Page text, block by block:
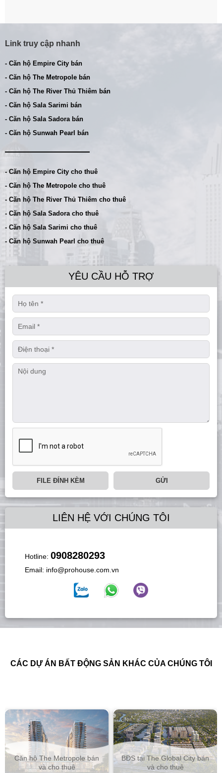
Link truy cập nhanh
- Căn hộ Empire City bán
- Căn hộ The Metropole bán
- Căn hộ The River Thủ Thiêm bán
- Căn hộ Sala Sarimi bán
- Căn hộ Sala Sadora bán
- Căn hộ Sunwah Pearl bán
- Căn hộ Empire City cho thuê
- Căn hộ The Metropole cho thuê
- Căn hộ The River Thủ Thiêm cho thuê
- Căn hộ Sala Sadora cho thuê
- Căn hộ Sala Sarimi cho thuê
- Căn hộ Sunwah Pearl cho thuê
YÊU CẦU HỖ TRỢ
FILE ĐÍNH KÈM GỬI
LIÊN HỆ VỚI CHÚNG TÔI
Hotline: 0908280293
Email: info@prohouse.com.vn
CÁC DỰ ÁN BẤT ĐỘNG SẢN KHÁC CỦA CHÚNG TÔI
Căn hộ The Metropole bán
và cho thuê
BĐS tại The Global City bán
và cho thuê